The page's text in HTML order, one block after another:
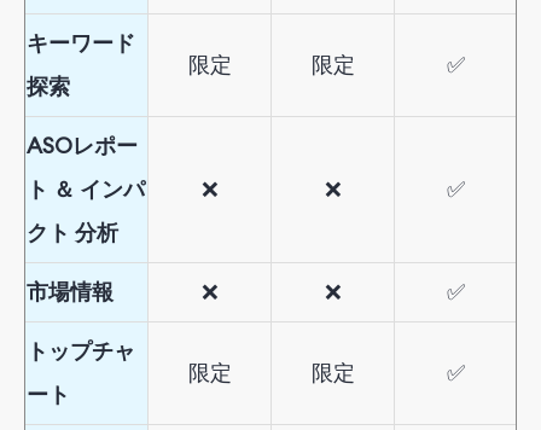
キーワード
探索
限定 限定 ✅
ASOレポー
ト ＆ インパ
クト 分析
❌ ❌ ✅
市場情報 ❌ ❌ ✅
トップチャ
ート
限定 限定 ✅